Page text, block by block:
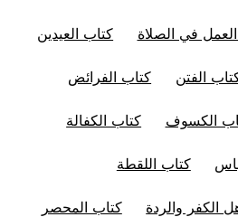
في الصلاة كتاب العيدين
الفتن كتاب الفرائض
الكسوف كتاب الكفالة
كتاب اللقطة
الكفر والردة كتاب المحصر